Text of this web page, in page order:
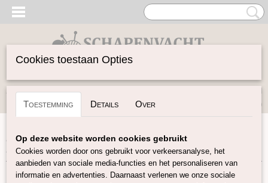
Inloggen Registreren
(0)
Home>Vilten>Zijde Producten>Zijden Hankies
Hankies Bordeaux
Cookies toestaan Opties
Toestemming Details Over
Op deze website worden cookies gebruikt
Cookies worden door ons gebruikt voor verkeersanalyse, het
aanbieden van sociale media-functies en het personaliseren van
informatie en advertenties. Daarnaast verlenen we onze sociale